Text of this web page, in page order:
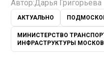
Автор:Дарья Григорьева
АКТУАЛЬНО
МИНИСТЕРСТВО
ИНФРАСТРУКТУРЫ